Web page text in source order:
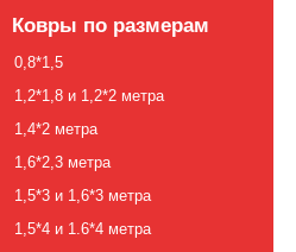
Ковры по размерам
0,8*1,5
1,2*1,8 и 1,2*2 метра
1,4*2 метра
1,6*2,3 метра
1,5*3 и 1,6*3 метра
1,5*4 и 1.6*4 метра